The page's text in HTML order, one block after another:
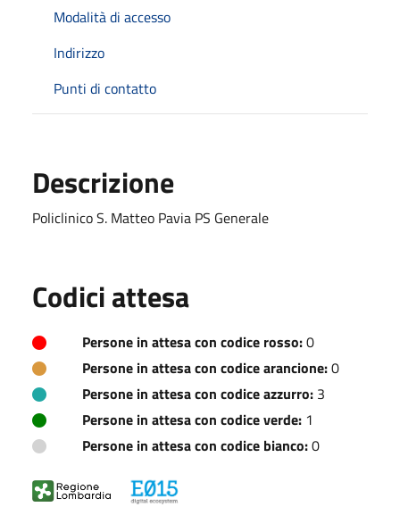
Modalità di accesso
Indirizzo
Punti di contatto
Descrizione
Policlinico S. Matteo Pavia PS Generale
Codici attesa
Persone in attesa con codice rosso:0
Persone in attesa con codice arancione:0
Persone in attesa con codice azzurro: 3
Persone in attesa con codice verde: 1
Persone in attesa con codice bianco:0